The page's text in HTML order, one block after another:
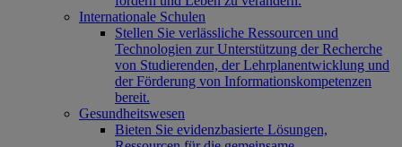
Internationale Schulen
Stellen Sie verlässliche Ressourcen und
Technologien zur Unterstützung der Recherche
von Studierenden, der Lehrplanentwicklung und
der Förderung von Informationskompetenzen
bereit.
Gesundheitswesen
Bieten Sie evidenzbasierte Lösungen,